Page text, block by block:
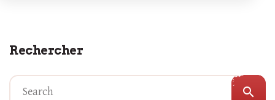
Rechercher
search